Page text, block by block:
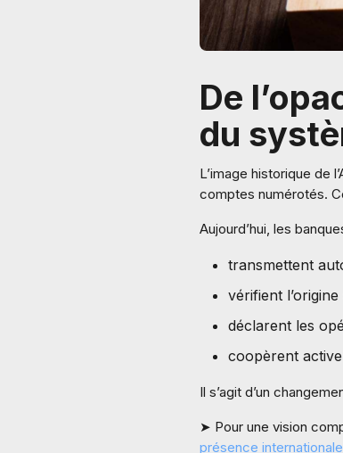
De
du
L’image historique de
comptes numérotés.
Aujourd’hui, les
transmettent
vérifient
déclarent les
coopèrent
Il s’agit d’un
➤ Pour une vision
présence